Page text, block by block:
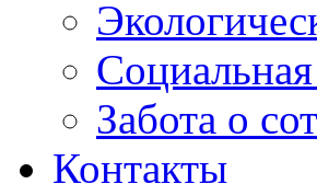
Социальная
Забота о
Контакты